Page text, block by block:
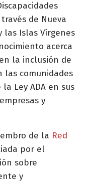
de Nueva
las Islas Vírgenes
acerca
la inclusión de
las comunidades
Ley ADA en sus
y
de la Red
por el
sobre
y